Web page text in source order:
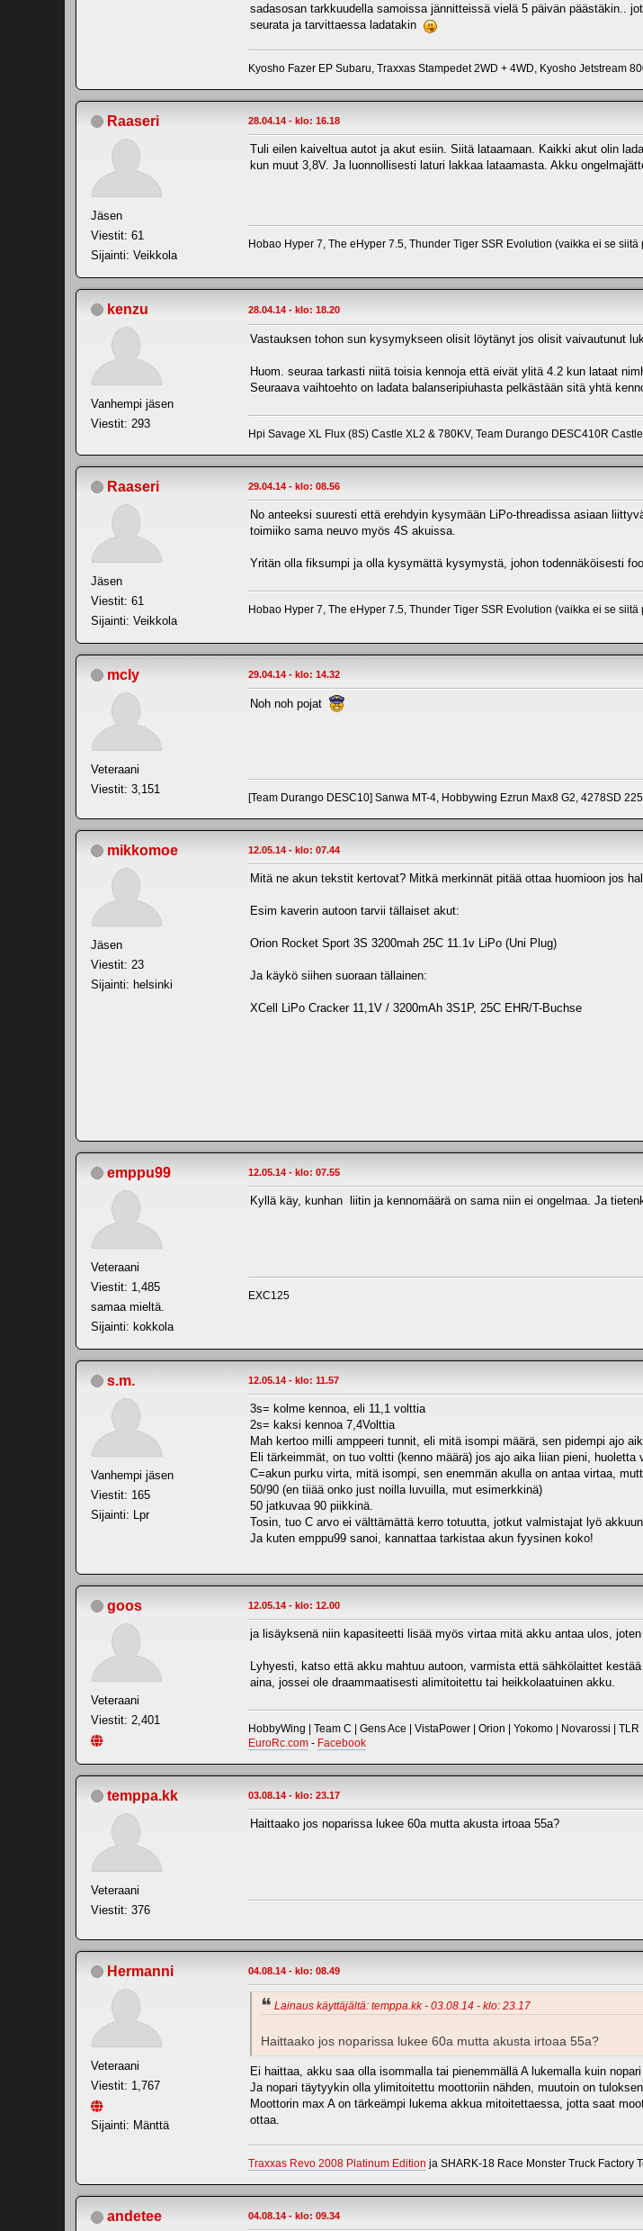
sadasosan tarkkuudella samoissa jännitteissä vielä 5 päivän päästäkin..
seurata ja tarvittaessa ladatakin
Kyosho Fazer EP Subaru, Traxxas Stampedet 2WD + 4WD, Kyosho Jetstream
Raaseri
Jäsen
Viestit: 61
Sijainti: Veikkola
28.04.14 - klo: 16.18
Tuli eilen kaiveltua autot ja akut esiin. Siitä lataamaan. Kaikki akut olin
kun muut 3,8V. Ja luonnollisesti laturi lakkaa lataamasta. Akku
Hobao Hyper 7, The eHyper 7.5, Thunder Tiger SSR Evolution (vaikka ei se
kenzu
Vanhempi jäsen
Viestit: 293
28.04.14 - klo: 18.20
Vastauksen tohon sun kysymykseen olisit löytänyt jos olisit vaivautunut
Huom. seuraa tarkasti niitä toisia kennoja että eivät ylitä 4.2 kun lataat
Seuraava vaihtoehto on ladata balanseripiuhasta pelkästään sitä yhtä
Hpi Savage XL Flux (8S) Castle XL2 & 780KV, Team Durango DESC410R
Raaseri
Jäsen
Viestit: 61
Sijainti: Veikkola
29.04.14 - klo: 08.56
No anteeksi suuresti että erehdyin kysymään LiPo-threadissa asiaan
toimiiko sama neuvo myös 4S akuissa.
Yritän olla fiksumpi ja olla kysymättä kysymystä, johon todennäköisesti
Hobao Hyper 7, The eHyper 7.5, Thunder Tiger SSR Evolution (vaikka ei se
mcly
Veteraani
Viestit: 3,151
29.04.14 - klo: 14.32
Noh noh pojat
[Team Durango DESC10] Sanwa MT-4, Hobbywing Ezrun Max8 G2, 4278SD
mikkomoe
Jäsen
Viestit: 23
Sijainti: helsinki
12.05.14 - klo: 07.44
Mitä ne akun tekstit kertovat? Mitkä merkinnät pitää ottaa huomioon jos
Esim kaverin autoon tarvii tällaiset akut:
Orion Rocket Sport 3S 3200mah 25C 11.1v LiPo (Uni Plug)
Ja käykö siihen suoraan tällainen:
XCell LiPo Cracker 11,1V / 3200mAh 3S1P, 25C EHR/T-Buchse
emppu99
Veteraani
Viestit: 1,485
samaa mieltä.
Sijainti: kokkola
12.05.14 - klo: 07.55
Kyllä käy, kunhan liitin ja kennomäärä on sama niin ei ongelmaa. Ja
EXC125
s.m.
Vanhempi jäsen
Viestit: 165
Sijainti: Lpr
12.05.14 - klo: 11.57
3s= kolme kennoa, eli 11,1 volttia
2s= kaksi kennoa 7,4Volttia
Mah kertoo milli amppeeri tunnit, eli mitä isompi määrä, sen pidempi ajo
Eli tärkeimmät, on tuo voltti (kenno määrä) jos ajo aika liian pieni,
C=akun purku virta, mitä isompi, sen enemmän akulla on antaa virtaa,
50/90 (en tiiää onko just noilla luvuilla, mut esimerkkinä)
50 jatkuvaa 90 piikkinä.
Tosin, tuo C arvo ei välttämättä kerro totuutta, jotkut valmistajat lyö
Ja kuten emppu99 sanoi, kannattaa tarkistaa akun fyysinen koko!
goos
Veteraani
Viestit: 2,401
12.05.14 - klo: 12.00
ja lisäyksenä niin kapasiteetti lisää myös virtaa mitä akku antaa ulos,
Lyhyesti, katso että akku mahtuu autoon, varmista että sähkölaittet
aina, jossei ole draammaatisesti alimitoitettu tai heikkolaatuinen akku.
HobbyWing | Team C | Gens Ace | VistaPower | Orion | Yokomo | Novarossi | TLR
EuroRc.com - Facebook
temppa.kk
Veteraani
Viestit: 376
03.08.14 - klo: 23.17
Haittaako jos noparissa lukee 60a mutta akusta irtoaa 55a?
Hermanni
Veteraani
Viestit: 1,767
Sijainti: Mänttä
04.08.14 - klo: 08.49
Lainaus käyttäjältä: temppa.kk - 03.08.14 - klo: 23.17
Haittaako jos noparissa lukee 60a mutta akusta irtoaa 55a?
Ei haittaa, akku saa olla isommalla tai pienemmällä A lukemalla kuin
Ja nopari täytyykin olla ylimitoitettu moottoriin nähden, muutoin on
Moottorin max A on tärkeämpi lukema akkua mitoitettaessa, jotta saat
ottaa.
Traxxas Revo 2008 Platinum Edition ja SHARK-18 Race Monster Truck Factory
andetee 04.08.14 - klo: 09.34